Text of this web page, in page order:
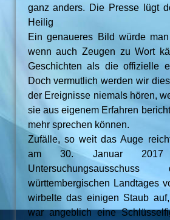
ganz anders. Die Presse lügt
Heilig
Ein genaueres Bild würde
wenn auch Zeugen zu Wort
Geschichten als die offizielle
Doch vermutlich werden wir
der Ereignisse niemals hören,
sie aus eigenem Erfahren
mehr sprechen können.
Zufälle, so weit das Auge
am 30. Januar
württembergischen Landtages
wirbelte das einigen Staub
war angeblich eine